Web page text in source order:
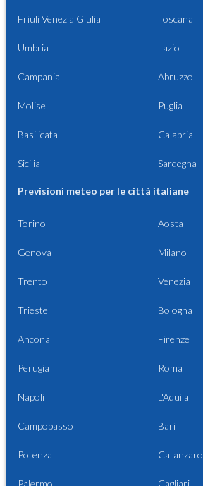
Friuli Venezia Giulia Toscana
Umbria Lazio
Campania Abruzzo
Molise Puglia
Basilicata Calabria
Sicilia Sardegna
Previsioni meteo per le città italiane
Torino Aosta
Genova Milano
Trento Venezia
Trieste Bologna
Ancona Firenze
Perugia Roma
Napoli L'Aquila
Campobasso Bari
Potenza Catanzaro
Palermo Cagliari